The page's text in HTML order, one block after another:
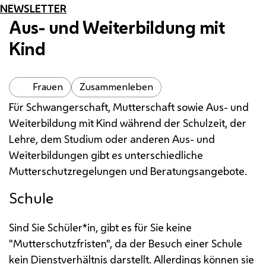
NEWSLETTER
Aus- und Weiterbildung mit
Kind
Frauen Zusammenleben
Für Schwangerschaft, Mutterschaft sowie Aus- und
Weiterbildung mit Kind während der Schulzeit, der
Lehre, dem Studium oder anderen Aus- und
Weiterbildungen gibt es unterschiedliche
Mutterschutzregelungen und Beratungsangebote.
Schule
Sind Sie Schüler*in, gibt es für Sie keine
"Mutterschutzfristen", da der Besuch einer Schule
kein Dienstverhältnis darstellt. Allerdings können sie